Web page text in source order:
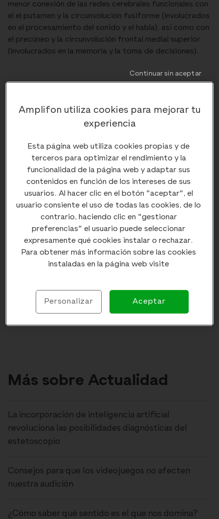
Más sobre Actualidad
La incorporación de inteligencia artificial
revoluciona las posibilidades diagnósticas del
estetoscopio
Consejos para que los videojuegos no afecten
nuestra audición
¿Cómo saber qué sentido es el que nos domina?
menor conexión de las redes cerebrales funcionales con
el el putamen y la circunvolución fusiforme (involucrados
en el procesamiento del sonido y el habla), así como con
el precúneo y la circunvolución frontal medial superior
(involucrados en la memoria y la toma de decisiones).
para cuidar nuestro cerebro
deterioro cognitivo, los propios autores del estudio
e "la conclusión más importante es
que preservar la salud auditiva puede proteger la
precoz de la hipoacusia supone el mejor tratamiento.
Comentarios ( 0) Ocultar comentarios
Enviar comentario
Amplifon utiliza cookies para mejorar tu
experiencia
Esta página web utiliza cookies propias y de
terceros para optimizar el rendimiento y la
funcionalidad de la página web y adaptar sus
contenidos en función de los intereses de sus
usuarios. Al hacer clic en el botón "aceptar", el
usuario consiente el uso de todas las cookies, de lo
contrario, haciendo clic en "gestionar
preferencias" el usuario puede seleccionar
expresamente qué cookies instalar o rechazar.
Para obtener más información sobre las cookies
instaladas en la página web visite
Personalizar Aceptar
Continuar sin aceptar